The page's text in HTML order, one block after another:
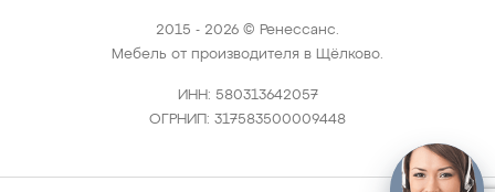
2015 - 2026 © Ренессанс.
Мебель от производителя в Щёлково.
ИНН: 580313642057
ОГРНИП: 317583500009448